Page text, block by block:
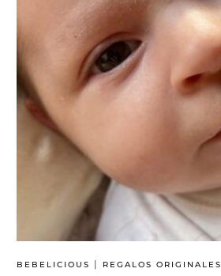
BEBELICIOUS | REGALOS ORIGINALES